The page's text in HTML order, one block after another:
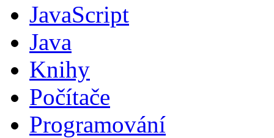
JavaScript
Java
Knihy
Počítače
Programování